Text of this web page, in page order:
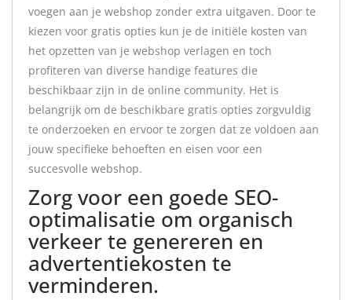
voegen aan je webshop zonder extra uitgaven. Door te
kiezen voor gratis opties kun je de initiële kosten van
het opzetten van je webshop verlagen en toch
profiteren van diverse handige features die
beschikbaar zijn in de online community. Het is
belangrijk om de beschikbare gratis opties zorgvuldig
te onderzoeken en ervoor te zorgen dat ze voldoen aan
jouw specifieke behoeften en eisen voor een
succesvolle webshop.
Zorg voor een goede SEO-
optimalisatie om organisch
verkeer te genereren en
advertentiekosten te
verminderen.